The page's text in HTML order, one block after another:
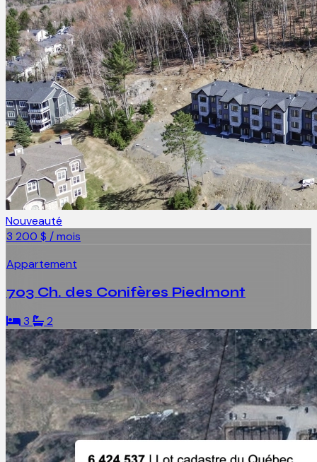
Nouveauté
3 200 $ / mois
Appartement
703 Ch. des Conifères Piedmont
3 2